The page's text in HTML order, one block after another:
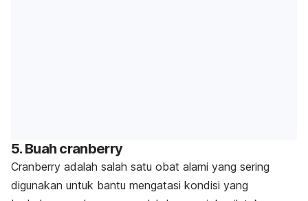
5. Buah cranberry
Cranberry adalah salah satu obat alami yang sering
digunakan untuk bantu mengatasi kondisi yang